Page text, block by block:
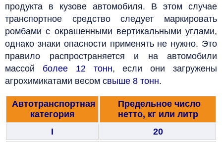
продукта в кузове автомобиля. В этом случае
транспортное средство следует маркировать
ромбами с окрашенными вертикальными углами,
однако знаки опасности применять не нужно. Это
правило распространяется и на автомобили
массой более 12 тонн, если они загружены
агрохимикатами весом свыше 8 тонн.
Автотранспортная
категория
Предельное число
нетто, кг или литр
I
20